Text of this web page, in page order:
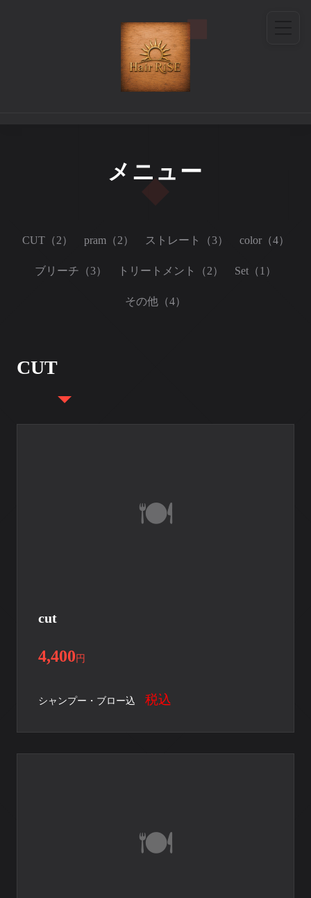
メニュー
CUT（2） pram（2） ストレート（3） color（4）
ブリーチ（3） トリートメント（2） Set（1）
その他（4）
CUT
cut
4,400 円
シャンプー・ブロー込 税込